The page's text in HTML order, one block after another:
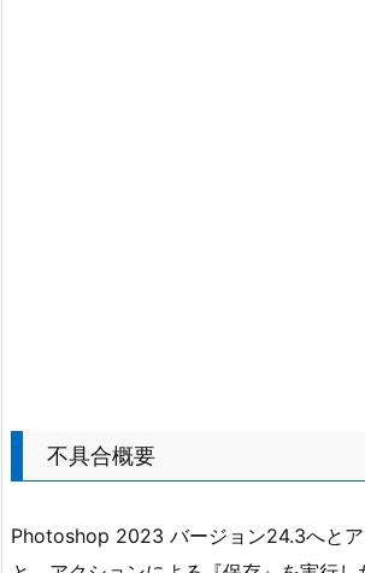
不具合概要
Photoshop 2023 バージョン24.3へと